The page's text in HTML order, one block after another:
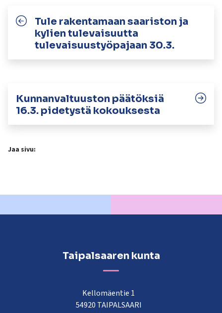
Tule rakentamaan saariston ja
kylien tulevaisuutta
tulevaisuustyöpajaan 30.3.
Kunnanvaltuuston päätöksiä
16.3. pidetystä kokouksesta
Jaa sivu:
Taipalsaaren kunta
Kellomäentie 1
54920 TAIPALSAARI